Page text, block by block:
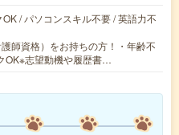
/ パソコンスキル不要 / 英語力不
師資格）をお持ちの方！・年齢不
OK※志望動機や履歴書…